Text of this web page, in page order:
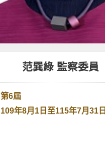
范巽綠 監察委員
第6屆
109年8月1日至115年7月31日